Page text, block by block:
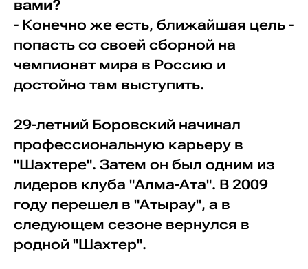
вами?
- Конечно же есть, ближайшая цель -
попасть со своей сборной на
чемпионат мира в Россию и
достойно там выступить.
29-летний Боровский начинал
профессиональную карьеру в
"Шахтере". Затем он был одним из
лидеров клуба "Алма-Ата". В 2009
году перешел в "Атырау", а в
следующем сезоне вернулся в
родной "Шахтер".